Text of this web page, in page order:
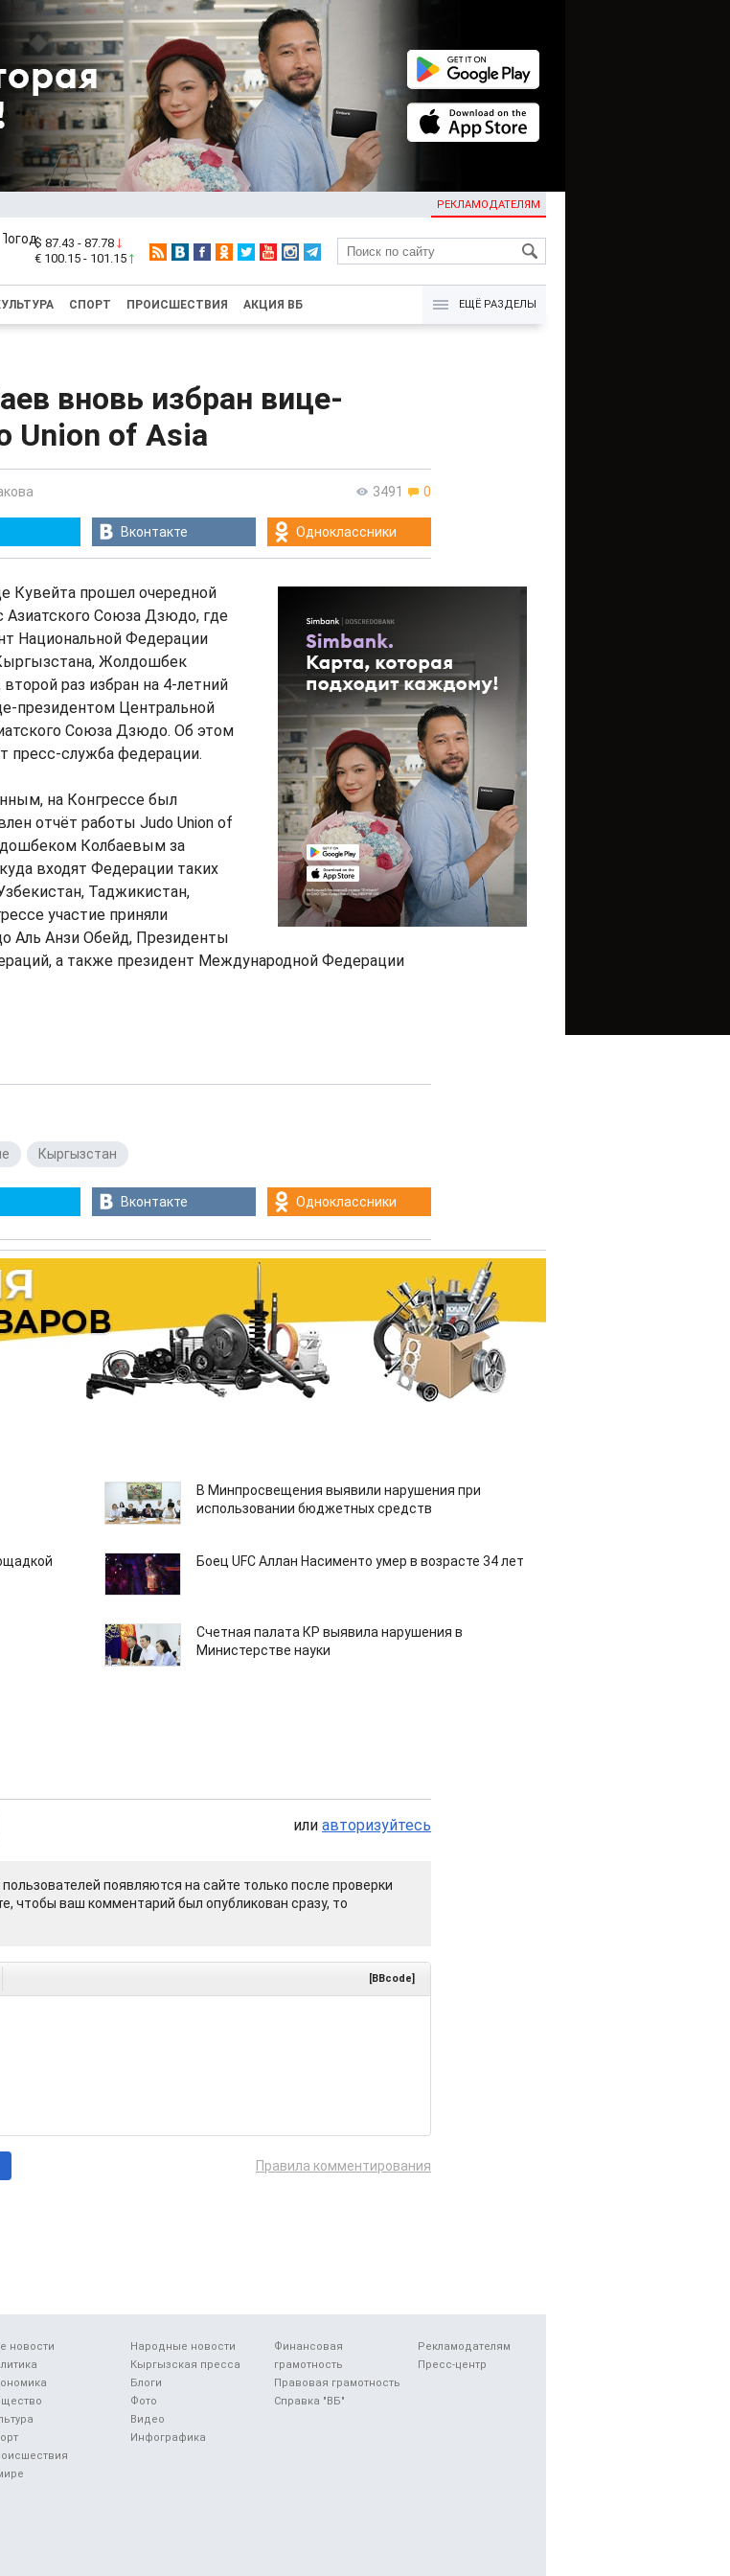
РЕКЛАМОДАТЕЛЯМ
KG
$ 87.43 - 87.78
€ 100.15 - 101.15
СПОРТ ПРОИСШЕСТВИЯ АКЦИЯ ВБ ЕЩЁ РАЗДЕЛЫ
вновь избран вице-
Union of Asia
3491 0
Вконтакте Одноклассники
Кувейта прошел очередной
Азиатского Союза Дзюдо, где
Национальной Федерации
Жолдошбек
второй раз избран на 4-летний
президентом Центральной
Союза Дзюдо. Об этом
пресс-служба федерации.
на Конгрессе был
отчёт работы Judo Union of
Колбаевым за
входят Федерации таких
Таджикистан,
участие приняли
Аль Анзи Обейд, Президенты
а также президент Международной Федерации
Кыргызстан
Вконтакте Одноклассники
В Минпросвещения выявили нарушения при
использовании бюджетных средств
Боец UFC Аллан Насименто умер в возрасте 34 лет
Счетная палата КР выявила нарушения в
Министерстве науки
или авторизуйтесь
появляются на сайте только после проверки
чтобы ваш комментарий был опубликован сразу, то
[BBcode]
Правила комментирования
новости
Народные новости
Кыргызская пресса
Блоги
Фото
Видео
Инфографика
Финансовая
грамотность
Правовая грамотность
Справка "ВБ"
Рекламодателям
Пресс-центр